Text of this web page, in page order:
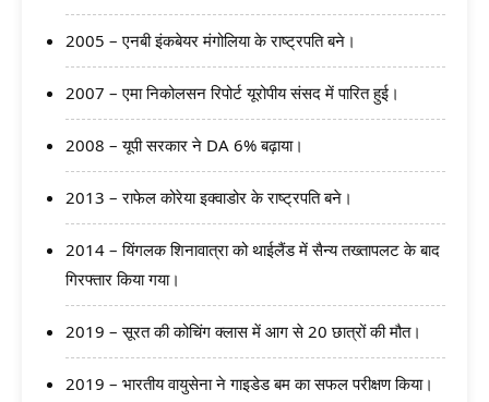
2005 – एनबी इंकबेयर मंगोलिया के राष्ट्रपति बने।
2007 – एमा निकोलसन रिपोर्ट यूरोपीय संसद में पारित हुई।
2008 – यूपी सरकार ने DA 6% बढ़ाया।
2013 – राफेल कोरेया इक्वाडोर के राष्ट्रपति बने।
2014 – यिंगलक शिनावात्रा को थाईलैंड में सैन्य तख्तापलट के बाद
गिरफ्तार किया गया।
2019 – सूरत की कोचिंग क्लास में आग से 20 छात्रों की मौत।
2019 – भारतीय वायुसेना ने गाइडेड बम का सफल परीक्षण किया।